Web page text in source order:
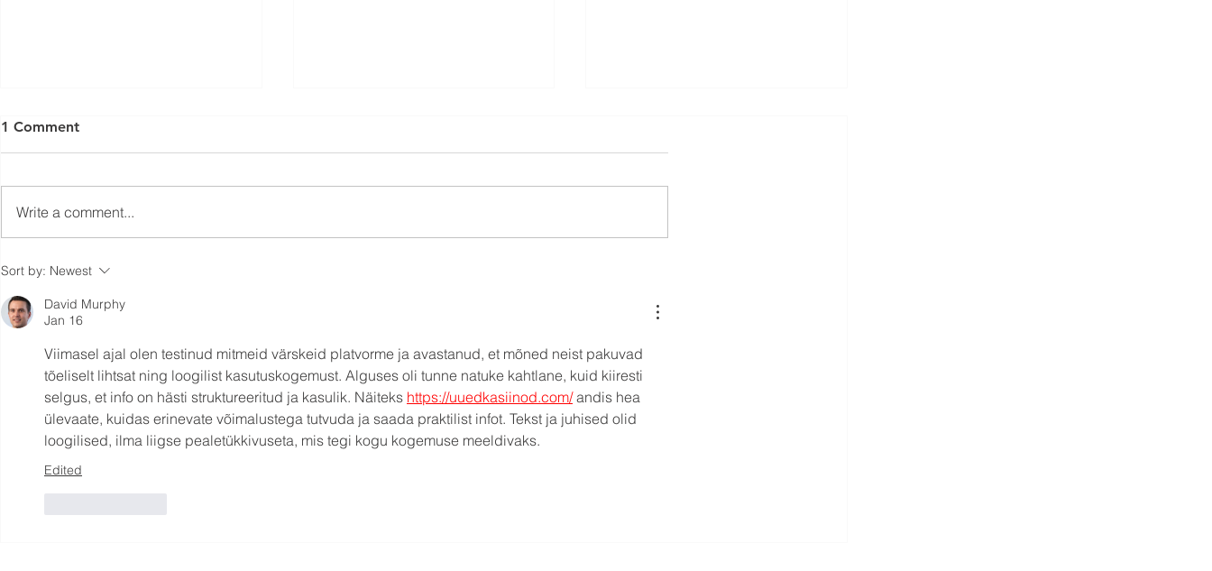
Äikesehirmust tiheda
rannavolle kolmas etapp
pakkus põnevust igas
vanuseklassis
päikest, pinget ja jääkülma
1 Comment
Write a comment...
Sort by: Newest
David Murphy
Jan 16
Viimasel ajal olen testinud mitmeid värskeid platvorme ja avastanud, et mõned neist pakuvad
tõeliselt lihtsat ning loogilist kasutuskogemust. Alguses oli tunne natuke kahtlane, kuid kiiresti
selgus, et info on hästi struktureeritud ja kasulik. Näiteks https://uuedkasiinod.com/ andis hea
ülevaate, kuidas erinevate võimalustega tutvuda ja saada praktilist infot. Tekst ja juhised olid
loogilised, ilma liigse pealetükkivuseta, mis tegi kogu kogemuse meeldivaks.
Edited